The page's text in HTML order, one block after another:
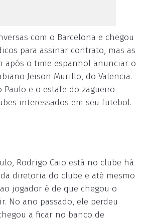
com o Barcelona e chegou
para assinar contrato, mas as
após o time espanhol anunciar o
Jeison Murillo, do Valencia.
Paulo e o estafe do zagueiro
interessados em seu futebol.
Rodrigo Caio está no clube há
diretoria do clube e até mesmo
jogador é de que chegou o
No ano passado, ele perdeu
a ficar no banco de